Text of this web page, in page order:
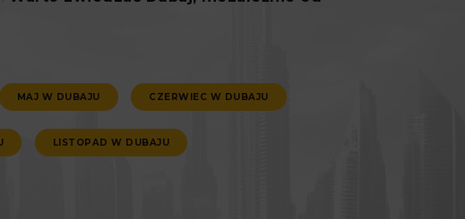
MAJ W DUBAJU CZERWIEC W DUBAJU
LISTOPAD W DUBAJU